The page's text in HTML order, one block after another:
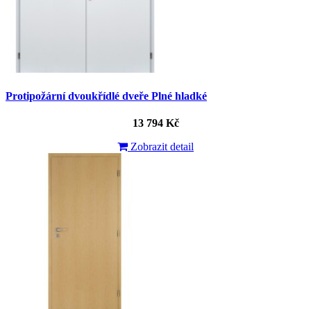
Protipožární dvoukřídlé dveře Plné hladké
13 794 Kč
Zobrazit detail